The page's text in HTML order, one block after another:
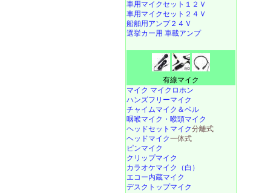
車用マイクセット１２Ｖ
車用マイクセット２４Ｖ
船舶用アンプ２４Ｖ
選挙カー用 車載アンプ
有線マイク
マイク マイクロホン
ハンズフリーマイク
チャイムマイク＆ベル
咽喉マイク・喉頭マイク
ヘッドセットマイク分離式
ヘッドマイク一体式
ピンマイク
クリップマイク
カラオケマイク（白）
エコー内蔵マイク
デスクトップマイク